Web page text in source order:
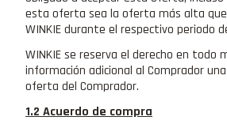
esta oferta sea la oferta más alta que
WINKIE durante el respectivo periodo
WINKIE se reserva el derecho en todo
información adicional al Comprador
oferta del Comprador.
1.2 Acuerdo de compra